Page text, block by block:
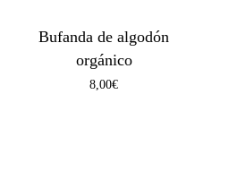
Bufanda de algodón
orgánico
8,00€